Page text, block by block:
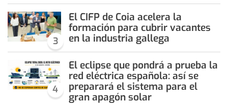
3
El CIFP de Coia acelera la
formación para cubrir vacantes
en la industria gallega
4
El eclipse que pondrá a prueba la
red eléctrica española: así se
preparará el sistema para el
gran apagón solar